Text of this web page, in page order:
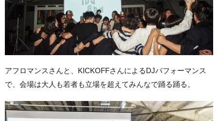
アフロマンスさんと、KICKOFFさんによるDJパフォーマンス
で、会場は大人も若者も立場を超えてみんなで踊る踊る。